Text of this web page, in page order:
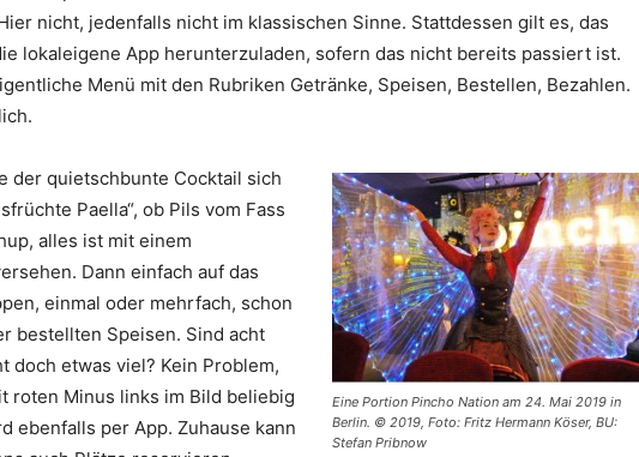
nicht, jedenfalls nicht im klassischen Sinne. Stattdessen gilt es, das
lokaleigene App herunterzuladen, sofern das nicht bereits passiert ist.
Menü mit den Rubriken Getränke, Speisen, Bestellen, Bezahlen.
Eine Portion Pincho Nation am 24. Mai 2019 in
Berlin. © 2019, Foto: Fritz Hermann Köser, BU:
Stefan Pribnow
der quietschbunte Cocktail sich
Paella“, ob Pils vom Fass
alles ist mit einem
Dann einfach auf das
einmal oder mehrfach, schon
bestellten Speisen. Sind acht
doch etwas viel? Kein Problem,
roten Minus links im Bild beliebig
ebenfalls per App. Zuhause kann